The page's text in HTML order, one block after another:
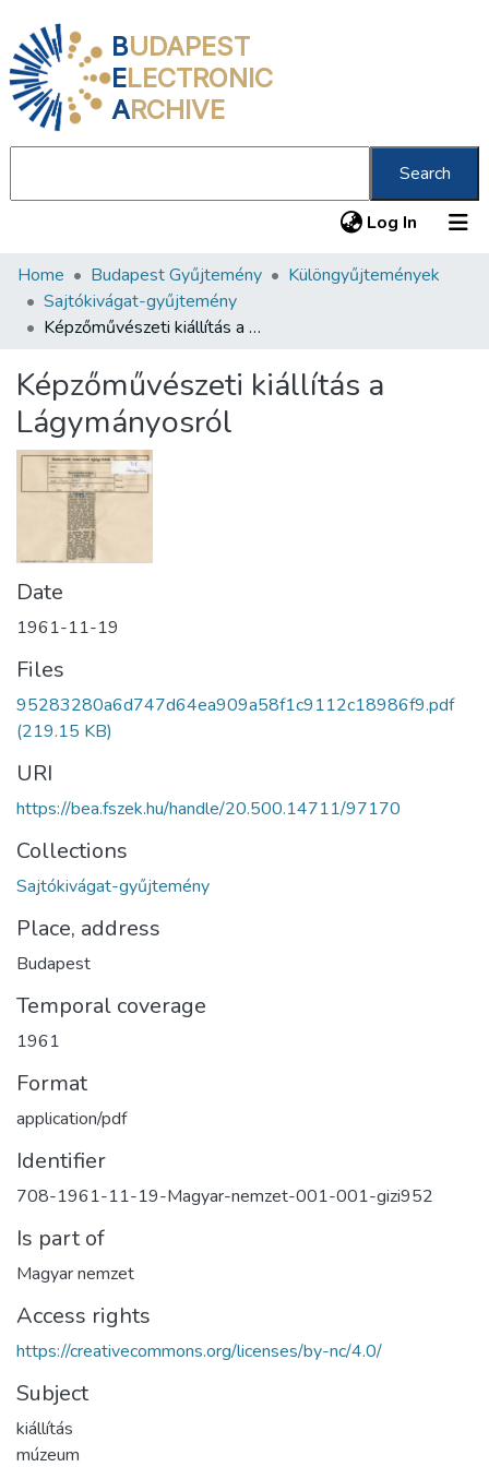
BUDAPEST
ELECTRONIC
ARCHIVE
Search
Log In (current)
Communities & Collections
All of DSpace
About us
Home Budapest Gyűjtemény
Különgyűjtemények
Sajtókivágat-gyűjtemény
Képzőművészeti kiállítás a Lágymányosról
Képzőművészeti kiállítás a
Lágymányosról
Date
1961-11-19
Files
95283280a6d747d64ea909a58f1c9112c18986f9.pdf
(219.15 KB)
URI
https://bea.fszek.hu/handle/20.500.14711/97170
Collections
Sajtókivágat-gyűjtemény
Place, address
Budapest
Temporal coverage
1961
Format
application/pdf
Identifier
708-1961-11-19-Magyar-nemzet-001-001-gizi952
Is part of
Magyar nemzet
Access rights
https://creativecommons.org/licenses/by-nc/4.0/
Subject
kiállítás
múzeum